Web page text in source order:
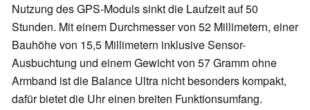
Nutzung des GPS-Moduls sinkt die Laufzeit auf 50
Stunden. Mit einem Durchmesser von 52 Millimetern, einer
Bauhöhe von 15,5 Millimetern inklusive Sensor-
Ausbuchtung und einem Gewicht von 57 Gramm ohne
Armband ist die Balance Ultra nicht besonders kompakt,
dafür bietet die Uhr einen breiten Funktionsumfang.